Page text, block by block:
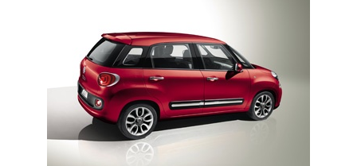
HIGH TECH
MAISON
AUTO